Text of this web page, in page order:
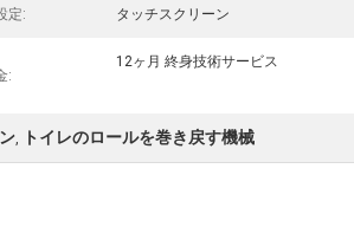
定: タッチスクリーン
:
12ヶ月 終身技術サービス
, トイレのロールを巻き戻す機械